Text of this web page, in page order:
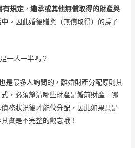
規定，繼承或其他無償取得的財產與
。因此婚後贈與（無償取得）的房子
一人一半嗎？
是最多人詢問的，離婚財產分配原則其
，必須釐清哪些財產是婚前財產，哪
務狀況後才能做分配，因此如果只是
實是不完整的觀念哦！